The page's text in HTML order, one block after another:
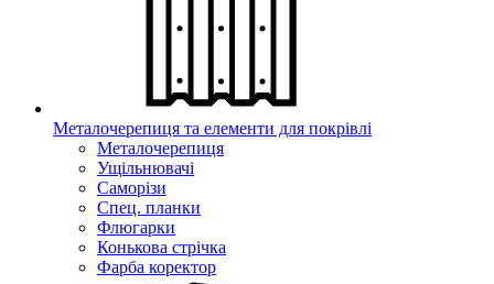
Металочерепиця та елементи для покрівлі
Металочерепиця
Ущільнювачі
Саморізи
Спец. планки
Флюгарки
Конькова стрічка
Фарба коректор